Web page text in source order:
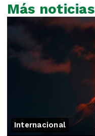
Más noticias
Internacional